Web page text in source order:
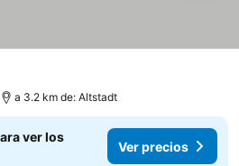
a 3.2 km de: Altstadt
ver los
Ver precios